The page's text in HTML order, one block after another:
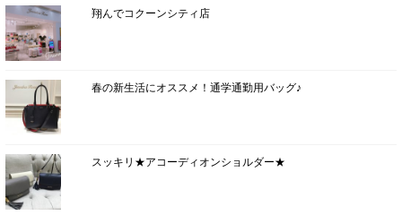
翔んでコクーンシティ店
春の新生活にオススメ！通学通勤用バッグ♪
スッキリ★アコーディオンショルダー★